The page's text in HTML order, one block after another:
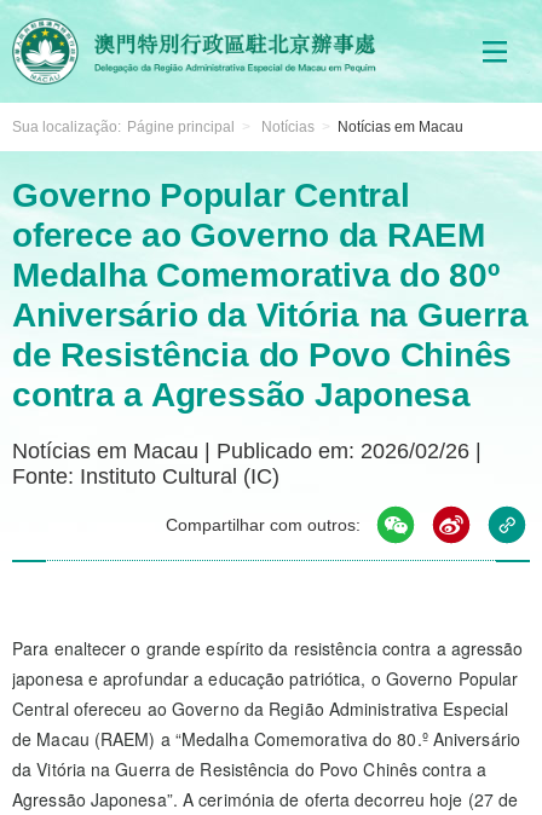
Sua localização: Págine principal > Notícias > Notícias em Macau
Governo Popular Central
oferece ao Governo da RAEM
Medalha Comemorativa do 80º
Aniversário da Vitória na Guerra
de Resistência do Povo Chinês
contra a Agressão Japonesa
Notícias em Macau | Publicado em: 2026/02/26 |
Fonte: Instituto Cultural (IC)
Compartilhar com outros:
Para enaltecer o grande espírito da resistência contra a agressão
japonesa e aprofundar a educação patriótica, o Governo Popular
Central ofereceu ao Governo da Região Administrativa Especial
de Macau (RAEM) a “Medalha Comemorativa do 80.º Aniversário
da Vitória na Guerra de Resistência do Povo Chinês contra a
Agressão Japonesa”. A cerimónia de oferta decorreu hoje (27 de